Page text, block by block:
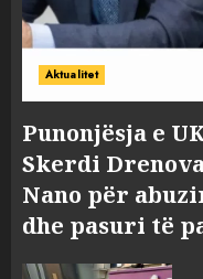
Aktualitet
Punonjësja e
Skerdi Drenova
Nano për
dhe pasuri të